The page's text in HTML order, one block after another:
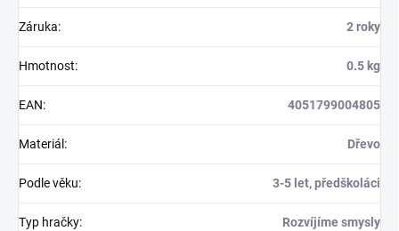
Záruka: 2 roky
Hmotnost: 0.5 kg
EAN: 4051799004805
Materiál : Dřevo
Podle věku: 3-5 let, předškoláci
Typ hračky: Rozvíjíme smysly